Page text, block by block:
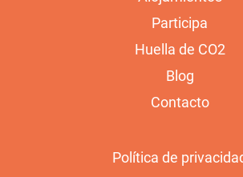
Participa
Huella de CO2
Blog
Contacto
Política de